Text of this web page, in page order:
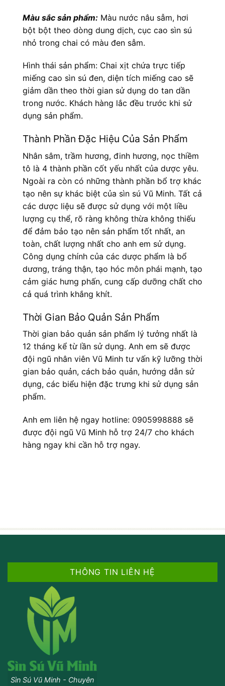
Màu sắc sản phẩm: Màu nước nâu sẫm, hơi
bột bột theo dòng dung dịch, cục cao sìn sú
nhỏ trong chai có màu đen sẫm.
Hình thái sản phẩm: Chai xịt chứa trực tiếp
miếng cao sìn sú đen, diện tích miếng cao sẽ
giảm dần theo thời gian sử dụng do tan dần
trong nước. Khách hàng lắc đều trước khi sử
dụng sản phẩm.
Thành Phần Đặc Hiệu Của Sản Phẩm
Nhân sâm, trầm hương, đinh hương, nọc thiềm
tô là 4 thành phần cốt yếu nhất của dược yêu.
Ngoài ra còn có những thành phần bổ trợ khác
tạo nên sự khác biệt của sìn sú Vũ Minh. Tất cả
các dược liệu sẽ được sử dụng với một liều
lượng cụ thể, rõ ràng không thừa không thiếu
để đảm bảo tạo nên sản phẩm tốt nhất, an
toàn, chất lượng nhất cho anh em sử dụng.
Công dụng chính của các dược phẩm là bổ
dương, tráng thận, tạo hóc môn phái mạnh, tạo
cảm giác hưng phấn, cung cấp dưỡng chất cho
cả quá trình khắng khít.
Thời Gian Bảo Quản Sản Phẩm
Thời gian bảo quản sản phẩm lý tưởng nhất là
12 tháng kể từ lần sử dụng. Anh em sẽ được
đội ngũ nhân viên Vũ Minh tư vấn kỹ lưỡng thời
gian bảo quản, cách bảo quản, hướng dẫn sử
dụng, các biểu hiện đặc trưng khi sử dụng sản
phẩm.
Anh em liên hệ ngay hotline: 0905998888 sẽ
được đội ngũ Vũ Minh hỗ trợ 24/7 cho khách
hàng ngay khi cần hỗ trợ ngay.
THÔNG TIN LIÊN HỆ
Sìn Sú Vũ Minh - Chuyên